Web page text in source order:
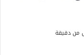
من دقيقة